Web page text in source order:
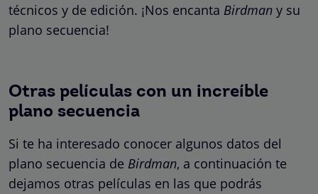
técnicos y de edición. ¡Nos encanta Birdman y su
plano secuencia!
Otras películas con un increíble
plano secuencia
Si te ha interesado conocer algunos datos del
plano secuencia de Birdman, a continuación te
dejamos otras películas en las que podrás